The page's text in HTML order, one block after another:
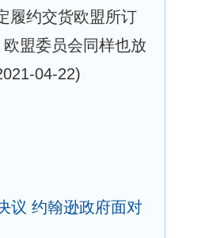
履约交货欧盟所订
盟委员会同样也放
04-22)
议 约翰逊政府面对